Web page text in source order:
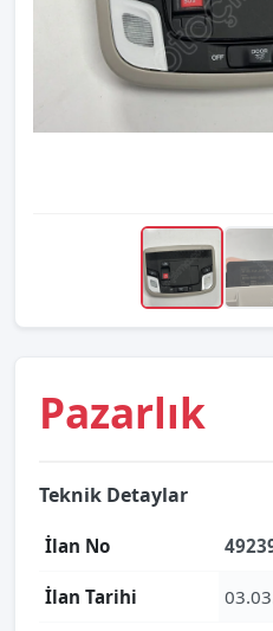
Pazarlık
Teknik Detaylar
İlan No
İlan Tarihi